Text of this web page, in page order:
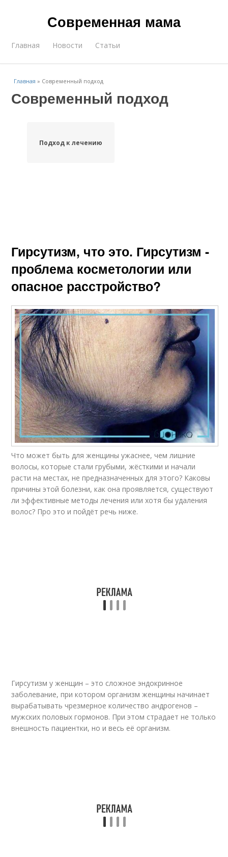
Современная мама
Главная Новости Статьи
Главная » Современный подход
Современный подход
Подход к лечению
Гирсутизм, что это. Гирсутизм -
проблема косметологии или
опасное расстройство?
Что может быть для женщины ужаснее, чем лишние
волосы, которые стали грубыми, жёсткими и начали
расти на местах, не предназначенных для этого? Каковы
причины этой болезни, как она проявляется, существуют
ли эффективные методы лечения или хотя бы удаления
волос? Про это и пойдёт речь ниже.
Гирсутизм у женщин – это сложное эндокринное
заболевание, при котором организм женщины начинает
вырабатывать чрезмерное количество андрогенов –
мужских половых гормонов. При этом страдает не только
внешность пациентки, но и весь её организм.